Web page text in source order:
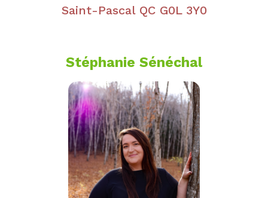
Saint-Pascal QC G0L 3Y0
Stéphanie Sénéchal